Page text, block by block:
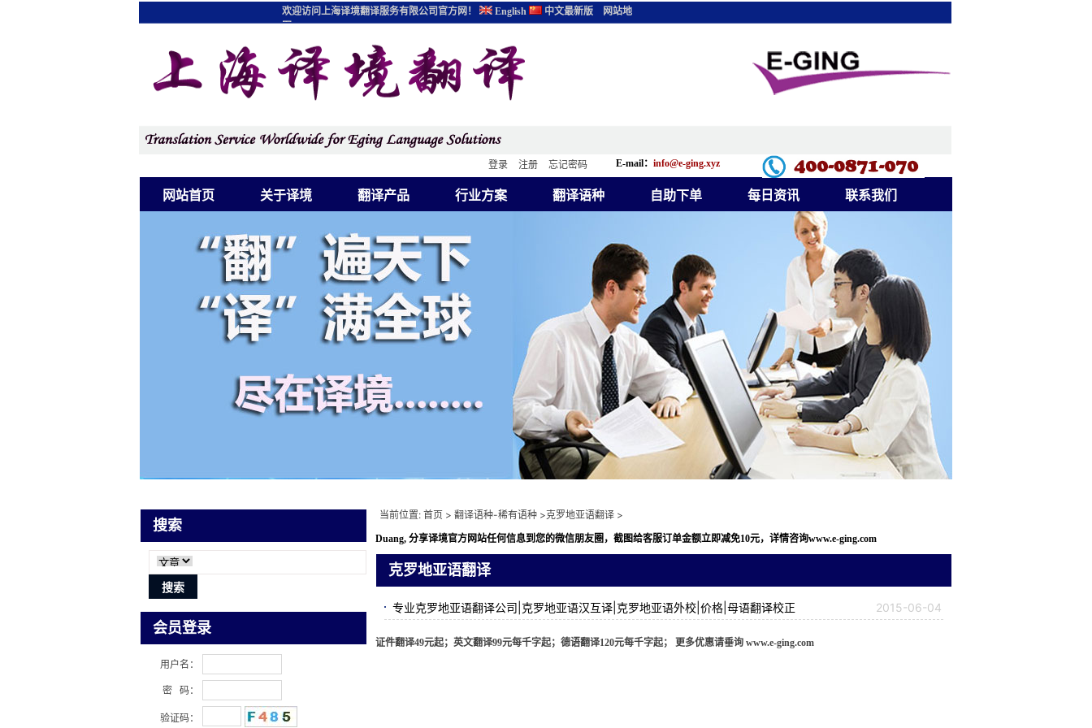
网站首页 关于译境 翻译产品 行业方案 翻译语种 自助下单 每日资讯 联系我们
登录 注册 忘记密码 E-mail： info@e-ging.xyz
欢迎访问上海译境翻译服务有限公司官方网！ English 中文最新版
网站地
图
搜索
会员登录
用户名：
密 码：
验证码：
当前位置: 首页 > 翻译语种-稀有语种 >克罗地亚语翻译 >
Duang, 分享译境官方网站任何信息到您的微信朋友圈，截图给客服订单金额立即减免10元，详情咨询www.e-ging.com
克罗地亚语翻译
2015-06-04
专业克罗地亚语翻译公司|克罗地亚语汉互译|克罗地亚语外校|价格|母语翻译校正
证件翻译49元起；英文翻译99元每千字起；德语翻译120元每千字起； 更多优惠请垂询 www.e-ging.com